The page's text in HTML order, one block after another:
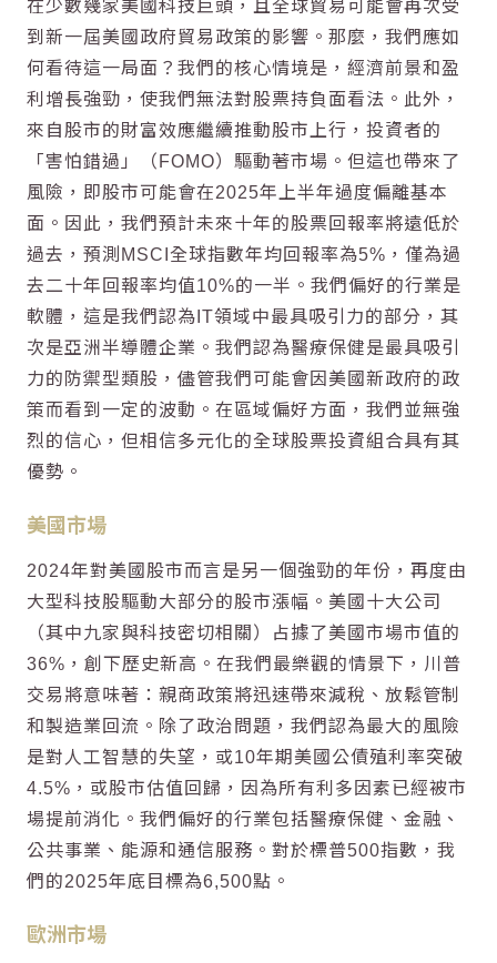
在少數幾家美國科技巨頭，且全球貿易可能會再次受
到新一屆美國政府貿易政策的影響。那麼，我們應如
何看待這一局面？我們的核心情境是，經濟前景和盈
利增長強勁，使我們無法對股票持負面看法。此外，
來自股市的財富效應繼續推動股市上行，投資者的
「害怕錯過」（FOMO）驅動著市場。但這也帶來了
風險，即股市可能會在2025年上半年過度偏離基本
面。因此，我們預計未來十年的股票回報率將遠低於
過去，預測MSCI全球指數年均回報率為5%，僅為過
去二十年回報率均值10%的一半。我們偏好的行業是
軟體，這是我們認為IT領域中最具吸引力的部分，其
次是亞洲半導體企業。我們認為醫療保健是最具吸引
力的防禦型類股，儘管我們可能會因美國新政府的政
策而看到一定的波動。在區域偏好方面，我們並無強
烈的信心，但相信多元化的全球股票投資組合具有其
優勢。
美國市場
2024年對美國股市而言是另一個強勁的年份，再度由
大型科技股驅動大部分的股市漲幅。美國十大公司
（其中九家與科技密切相關）占據了美國市場市值的
36%，創下歷史新高。在我們最樂觀的情景下，川普
交易將意味著：親商政策將迅速帶來減稅、放鬆管制
和製造業回流。除了政治問題，我們認為最大的風險
是對人工智慧的失望，或10年期美國公債殖利率突破
4.5%，或股市估值回歸，因為所有利多因素已經被市
場提前消化。我們偏好的行業包括醫療保健、金融、
公共事業、能源和通信服務。對於標普500指數，我
們的2025年底目標為6,500點。
歐洲市場